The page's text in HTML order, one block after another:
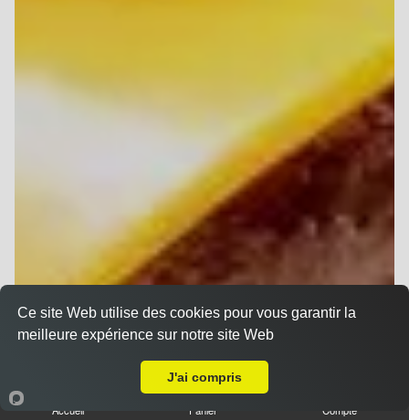
Accueil Panier Compte
Ce site Web utilise des cookies pour vous garantir la
meilleure expérience sur notre site Web
J'ai compris